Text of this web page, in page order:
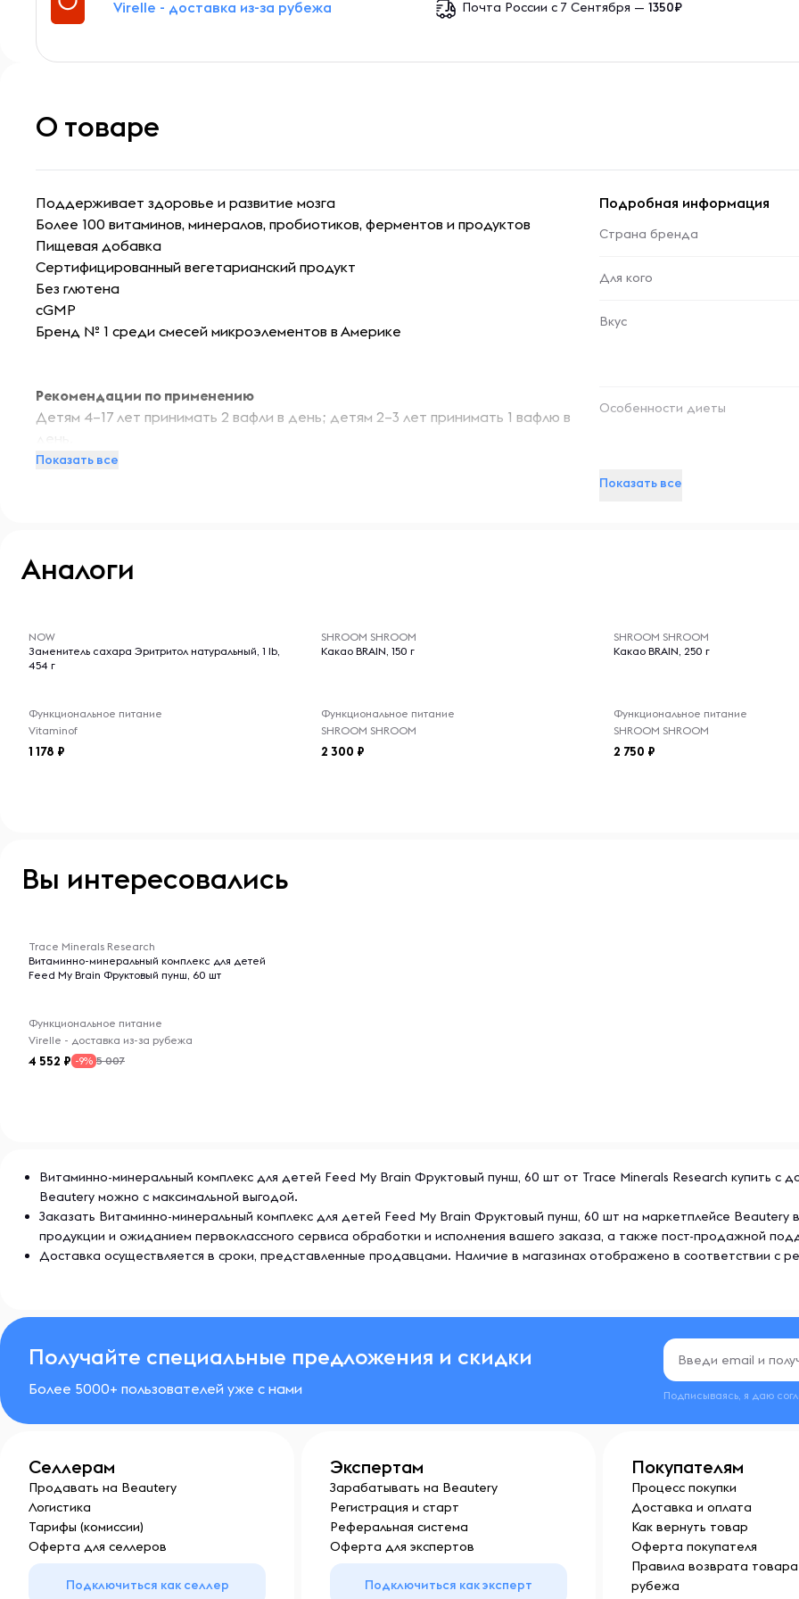
Virelle - доставка из-за рубежа Почта России с 7 Сентября —1350₽
О товаре
Поддерживает здоровье и развитие мозга
Более 100 витаминов, минералов, пробиотиков, ферментов и продуктов
Пищевая добавка
Сертифицированный вегетарианский продукт
Без глютена
cGMP
Бренд № 1 среди смесей микроэлементов в Америке
Рекомендации по применению
Детям 4–17 лет принимать 2 вафли в день; детям 2–3 лет принимать 1 вафлю в
недоступном для детей месте. При случайной передозировке следует
Показать все
Подробная информация
Страна бренда
Для кого
Вкус
Особенности диеты
приемом
хранения
Показать все
Аналоги
NOW
Заменитель сахара Эритритол натуральный, 1 lb,
454 г
Функциональное питание
Vitaminof
1 178
SHROOM SHROOM
Какао BRAIN, 150 г
Функциональное питание
SHROOM SHROOM
2 300
SHROOM SHROOM
Какао BRAIN, 250 г
Функциональное питание
SHROOM SHROOM
2 750
Вы интересовались
Trace Minerals Research
Витаминно-минеральный комплекс для детей
Feed My Brain Фруктовый пунш, 60 шт
Функциональное питание
Virelle - доставка из-за рубежа
4 552 -9% 5 007
Витаминно-минеральный комплекс для детей Feed My Brain Фруктовый пунш, 60 шт от Trace Minerals Research купить с
Beautery можно с максимальной выгодой.
Заказать Витаминно-минеральный комплекс для детей Feed My Brain Фруктовый пунш, 60 шт на маркетплейсе Beautery
продукции и ожиданием первоклассного сервиса обработки и исполнения вашего заказа, а также пост-продажной
Доставка осуществляется в сроки, представленные продавцами. Наличие в магазинах отображено в соответствии с
Получайте специальные предложения и скидки
Более 5000+ пользователей уже с нами Подписываясь, я даю
Селлерам
Продавать на Beautery
Логистика
Тарифы (комиссии)
Оферта для селлеров
Подключиться как селлер
Экспертам
Зарабатывать на Beautery
Регистрация и старт
Реферальная система
Оферта для экспертов
Подключиться как эксперт
Покупателям
Процесс покупки
Доставка и оплата
Как вернуть товар
Оферта покупателя
Правила возврата товара
рубежа